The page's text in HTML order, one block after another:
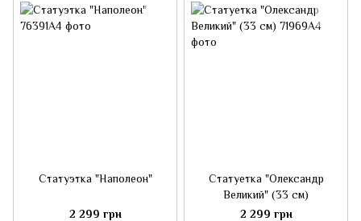
Статуэтка "Наполеон"
2 299 грн
Статуетка "Олександр
Великий" (33 см)
2 299 грн